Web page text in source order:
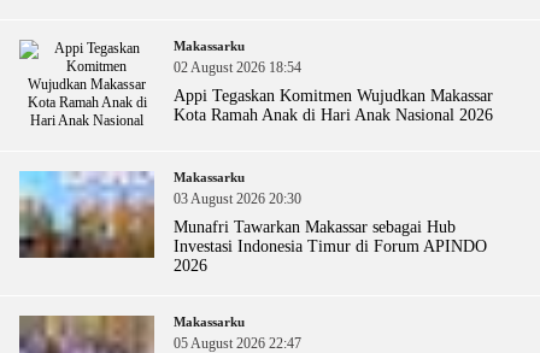
Makassarku
02 August 2026 18:54
Appi Tegaskan Komitmen Wujudkan Makassar
Kota Ramah Anak di Hari Anak Nasional 2026
Makassarku
03 August 2026 20:30
Munafri Tawarkan Makassar sebagai Hub
Investasi Indonesia Timur di Forum APINDO
2026
Makassarku
05 August 2026 22:47